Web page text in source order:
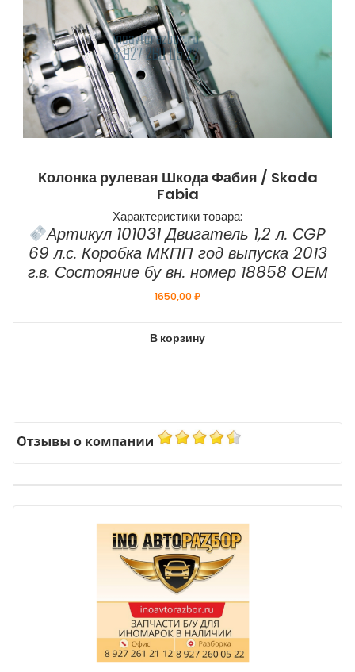
Колонка рулевая Шкода Фабия / Skoda
Fabia
Характеристики товара:
Артикул 101031 Двигатель 1,2 л. СGP
69 л.с. Коробка МКПП год выпуска 2013
г.в. Состояние бу вн. номер 18858 ОЕМ
1650,00₽
В корзину